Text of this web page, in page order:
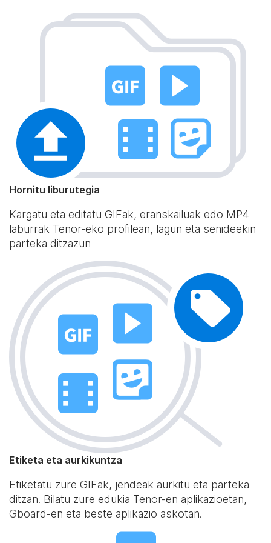
Hornitu liburutegia
Kargatu eta editatu GIFak, eranskailuak edo MP4
laburrak Tenor-eko profilean, lagun eta senideekin
parteka ditzazun
Etiketa eta aurkikuntza
Etiketatu zure GIFak, jendeak aurkitu eta parteka
ditzan. Bilatu zure edukia Tenor-en aplikazioetan,
Gboard-en eta beste aplikazio askotan.